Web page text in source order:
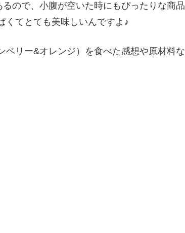
ので、小腹が空いた時にもぴったりな商品
くてとても美味しいんですよ♪
リー&オレンジ）を食べた感想や原材料な